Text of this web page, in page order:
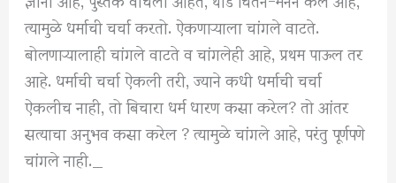
त्यामुळे धर्माची चर्चा करतो. ऐकणाऱ्याला चांगले वाटते.
बोलणाऱ्यालाही चांगले वाटते व चांगलेही आहे, प्रथम पाऊल तर
आहे. धर्माची चर्चा ऐकली तरी, ज्याने कधी धर्माची चर्चा
ऐकलीच नाही, तो बिचारा धर्म धारण कसा करेल? तो आंतर
सत्याचा अनुभव कसा करेल ? त्यामुळे चांगले आहे, परंतु पूर्णपणे
चांगले नाही._